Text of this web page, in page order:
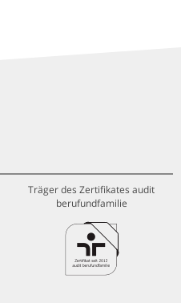
Träger des Zertifikates audit
berufundfamilie